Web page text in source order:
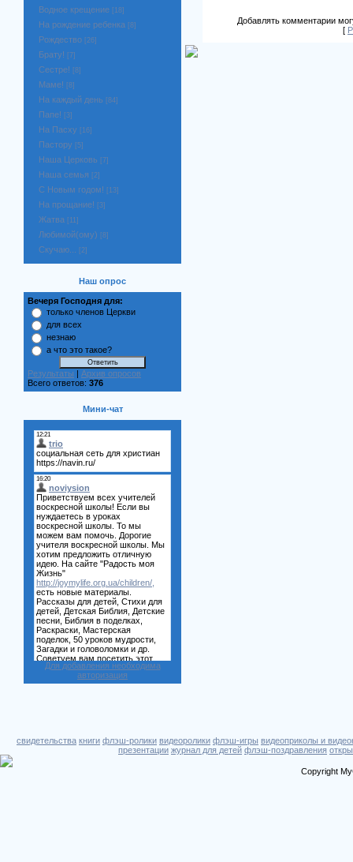
Водное крещение [18]
На рождение ребенка [8]
Рождество [26]
Брату! [7]
Сестре! [8]
Маме! [8]
На каждый день [84]
Папе! [3]
На Пасху [16]
Пастору [5]
Наша Церковь [7]
Наша семья [2]
С Новым годом! [13]
На прощание! [3]
Жатва [11]
Любимой(ому) [8]
Скучаю... [2]
Наш опрос
Вечеря Господня для:
только членов Церкви
для всех
незнаю
а что это такое?
Результаты | Архив опросов
Всего ответов: 376
Мини-чат
Для добавления необходима
авторизация
Добавлять комментарии
[
свидетельства книги флэш-ролики видеоролики флэш-игры видеоприколы и
презентации журнал для детей флэш-поздравления
Copyright